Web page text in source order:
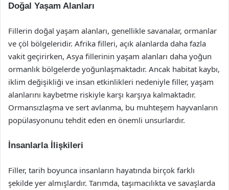
Doğal Yaşam Alanları
Fillerin doğal yaşam alanları, genellikle savanalar, ormanlar
ve çöl bölgeleridir. Afrika filleri, açık alanlarda daha fazla
vakit geçirirken, Asya fillerinin yaşam alanları daha yoğun
ormanlık bölgelerde yoğunlaşmaktadır. Ancak habitat kaybı,
iklim değişikliği ve insan etkinlikleri nedeniyle filler, yaşam
alanlarını kaybetme riskiyle karşı karşıya kalmaktadır.
Ormansızlaşma ve sert avlanma, bu muhteşem hayvanların
popülasyonunu tehdit eden en önemli unsurlardır.
İnsanlarla İlişkileri
Filler, tarih boyunca insanların hayatında birçok farklı
şekilde yer almışlardır. Tarımda, taşımacılıkta ve savaşlarda